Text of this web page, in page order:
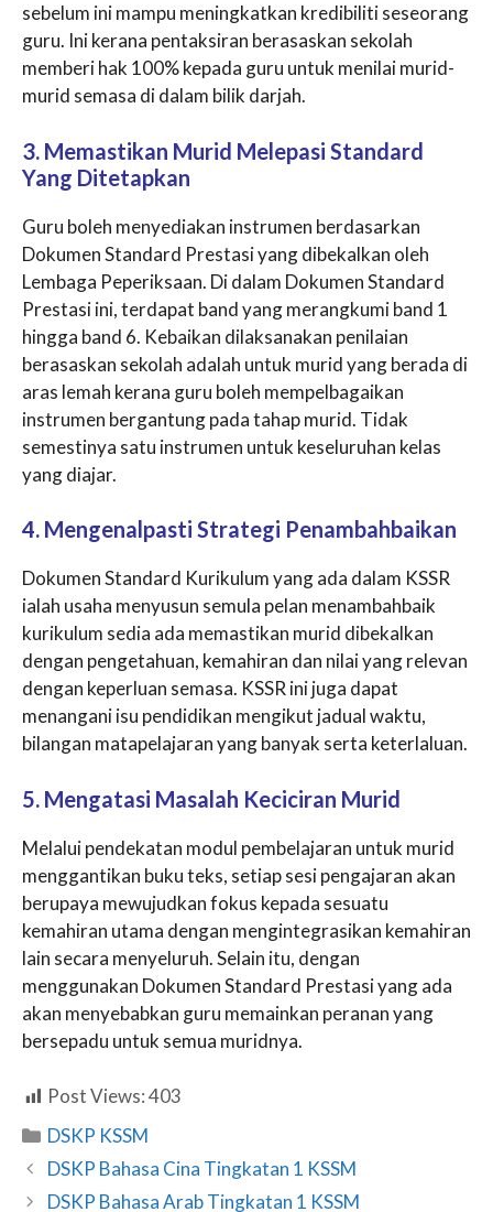
sebelum ini mampu meningkatkan kredibiliti seseorang
guru. Ini kerana pentaksiran berasaskan sekolah
memberi hak 100% kepada guru untuk menilai murid-
murid semasa di dalam bilik darjah.
3. Memastikan Murid Melepasi Standard
Yang Ditetapkan
Guru boleh menyediakan instrumen berdasarkan
Dokumen Standard Prestasi yang dibekalkan oleh
Lembaga Peperiksaan. Di dalam Dokumen Standard
Prestasi ini, terdapat band yang merangkumi band 1
hingga band 6. Kebaikan dilaksanakan penilaian
berasaskan sekolah adalah untuk murid yang berada di
aras lemah kerana guru boleh mempelbagaikan
instrumen bergantung pada tahap murid. Tidak
semestinya satu instrumen untuk keseluruhan kelas
yang diajar.
4. Mengenalpasti Strategi Penambahbaikan
Dokumen Standard Kurikulum yang ada dalam KSSR
ialah usaha menyusun semula pelan menambahbaik
kurikulum sedia ada memastikan murid dibekalkan
dengan pengetahuan, kemahiran dan nilai yang relevan
dengan keperluan semasa. KSSR ini juga dapat
menangani isu pendidikan mengikut jadual waktu,
bilangan matapelajaran yang banyak serta keterlaluan.
5. Mengatasi Masalah Keciciran Murid
Melalui pendekatan modul pembelajaran untuk murid
menggantikan buku teks, setiap sesi pengajaran akan
berupaya mewujudkan fokus kepada sesuatu
kemahiran utama dengan mengintegrasikan kemahiran
lain secara menyeluruh. Selain itu, dengan
menggunakan Dokumen Standard Prestasi yang ada
akan menyebabkan guru memainkan peranan yang
bersepadu untuk semua muridnya.
Post Views:403
Categories
DSKP KSSM
DSKP Bahasa Cina Tingkatan 1 KSSM
DSKP Bahasa Arab Tingkatan 1 KSSM